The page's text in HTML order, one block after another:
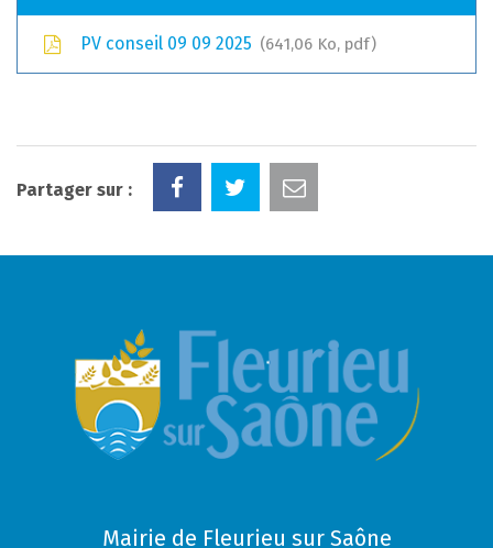
PV conseil 09 09 2025 641,06 Ko, pdf
Partager sur :
Mairie de Fleurieu sur Saône